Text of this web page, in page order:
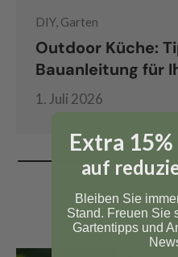
DIY, Garten
Outdoor Küche:
Bauanleitung für
1. Juli 2026
Extra
auf
Bleiben Sie
Stand. Freuen Sie
Gartentipps und